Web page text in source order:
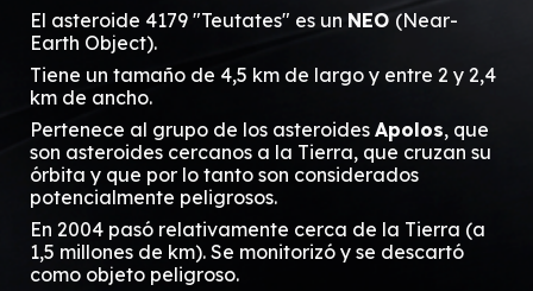
El asteroide 4179"Teutates" es un NEO (Near-
Earth Object).
Tiene untamaño de 4,5 km de largo y entre 2 y 2,4
km de ancho.
Pertenece al grupo de los asteroidesApolos, que
son asteroides cercanos a la Tierra, que cruzan su
órbita y que por lo tanto son considerados
potencialmente peligrosos.
En 2004 pasó relativamente cerca de la Tierra (a
1,5 millones de km). Se monitorizó y se descartó
como objeto peligroso.